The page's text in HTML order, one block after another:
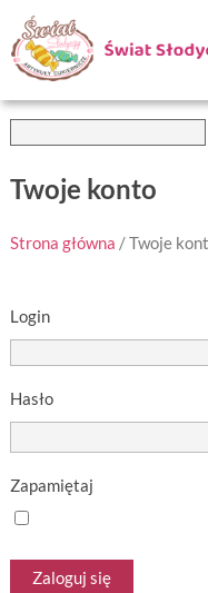
Twoje konto
Strona główna / Twoje
Login
Hasło
Zapamiętaj